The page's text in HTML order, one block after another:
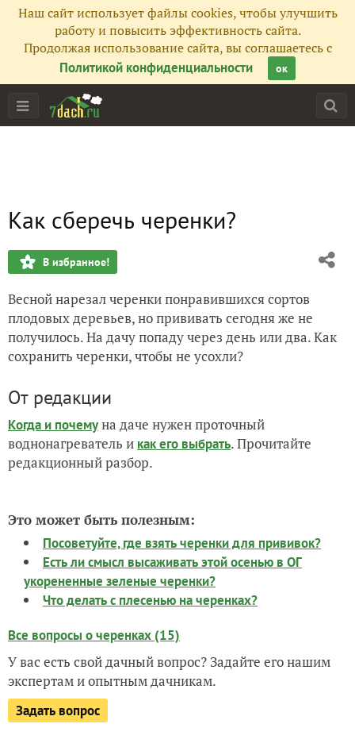
Наш сайт использует файлы cookies, чтобы улучшить
работу и повысить эффективность сайта.
Продолжая использование сайта, вы соглашаетесь с
Политикой конфиденциальности
ок
Как сберечь черенки?
В избранное!
Весной нарезал черенки понравившихся сортов
плодовых деревьев, но прививать сегодня же не
получилось. На дачу попаду через день или два. Как
сохранить черенки, чтобы не усохли?
От редакции
Когда и почемуна даче нужен проточный
воднонагреватель и как его выбрать. Прочитайте
редакционный разбор.
Это может быть полезным:
Посоветуйте, где взять черенки для прививок?
Есть ли смысл высаживать этой осенью в ОГ
укорененные зеленые черенки?
Что делать с плесенью на черенках?
Все вопросы о черенках (15)
У вас есть свой дачный вопрос? Задайте его нашим
экспертам и опытным дачникам.
Задать вопрос